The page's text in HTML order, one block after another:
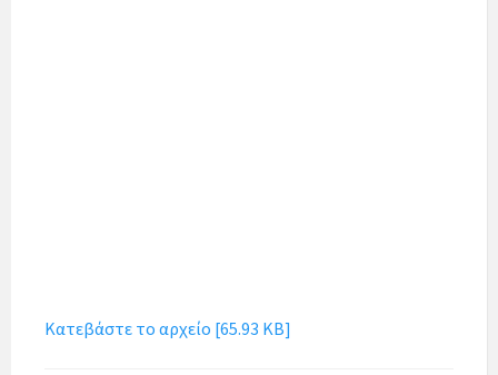
Κατεβάστε το αρχείο [65.93 KB]